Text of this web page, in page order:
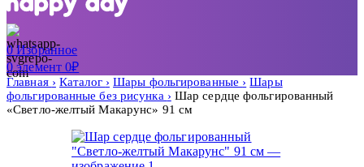
0Избранное
0элемент 0₽
Главная Каталог Шары фольгированные
Шары
фольгированные без рисунка
Шар сердце фольгированный
«Светло-желтый Макарунс» 91 см